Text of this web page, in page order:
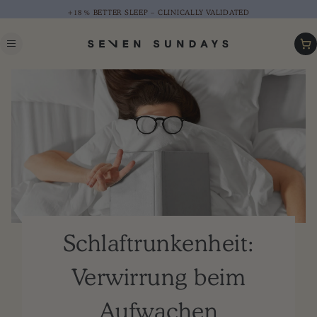
+18 % BETTER SLEEP – CLINICALLY VALIDATED
Schlaftrunkenheit:
Verwirrung beim
Aufwachen